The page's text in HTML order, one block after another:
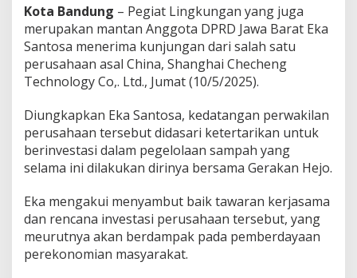
P
e
r
u
s
a
n
C
h
a
,
K
e
Kota Bandung – Pegiat Lingkungan yang juga
merupakan mantan Anggota DPRD Jawa Barat Eka
Santosa menerima kunjungan dari salah satu
perusahaan asal China, Shanghai Checheng
Technology Co,. Ltd., Jumat (10/5/2025).
Diungkapkan Eka Santosa, kedatangan perwakilan
perusahaan tersebut didasari ketertarikan untuk
berinvestasi dalam pegelolaan sampah yang
selama ini dilakukan dirinya bersama Gerakan Hejo.
Eka mengakui menyambut baik tawaran kerjasama
dan rencana investasi perusahaan tersebut, yang
meurutnya akan berdampak pada pemberdayaan
perekonomian masyarakat.